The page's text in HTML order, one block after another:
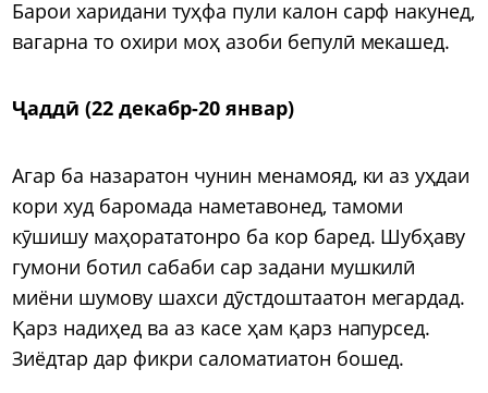
Барои харидани туҳфа пули калон сарф накунед,
вагарна то охири моҳ азоби бепулӣ мекашед.
Ҷаддӣ (22 декабр-20 январ)
Агар ба назаратон чунин менамояд, ки аз уҳдаи
кори худ баромада наметавонед, тамоми
кӯшишу маҳорататонро ба кор баред. Шубҳаву
гумони ботил сабаби сар задани мушкилӣ
миёни шумову шахси дӯстдоштаатон мегардад.
Қарз надиҳед ва аз касе ҳам қарз напурсед.
Зиёдтар дар фикри саломатиатон бошед.